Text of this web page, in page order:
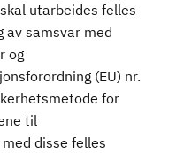
utarbeides felles
samsvar med
og
(EU) nr.
for
til
disse felles